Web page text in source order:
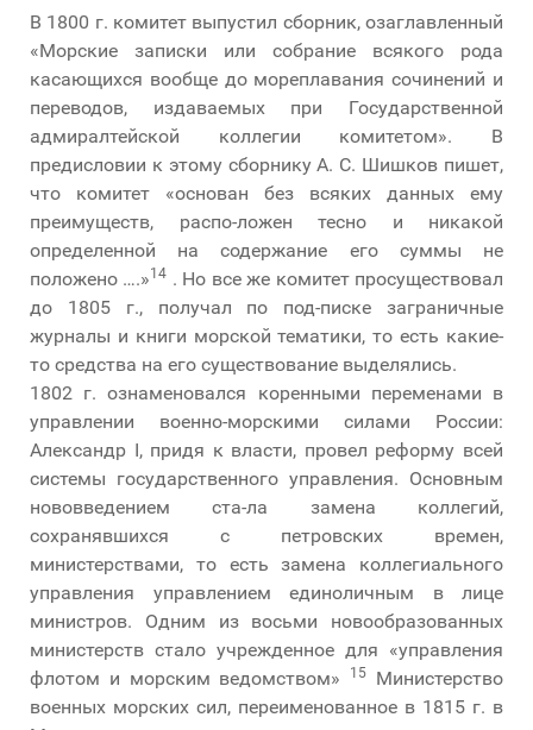
В 1800 г. комитет выпустил сборник, озаглавленный
«Морские записки или собрание всякого рода
касающихся вообще до мореплавания сочинений и
переводов, издаваемых при Государственной
адмиралтейской коллегии комитетом». В
предисловии к этому сборнику А. С. Шишков пишет,
что комитет «основан без всяких данных ему
преимуществ, распо-ложен тесно и никакой
определенной на содержание его суммы не
положено ….»14 . Но все же комитет просуществовал
до 1805 г., получал по под-писке заграничные
журналы и книги морской тематики, то есть какие-
то средства на его существование выделялись.
1802 г. ознаменовался коренными переменами в
управлении военно-морскими силами России:
Александр I, придя к власти, провел реформу всей
системы государственного управления. Основным
нововведением ста-ла замена коллегий,
сохранявшихся с петровских времен,
министерствами, то есть замена коллегиального
управления управлением единоличным в лице
министров. Одним из восьми новообразованных
министерств стало учрежденное для «управления
флотом и морским ведомством»
15
Министерство
военных морских сил, переименованное в 1815 г. в